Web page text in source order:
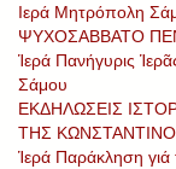
Ιερά Μητρόπολη
ΨΥΧΟΣΑΒΒΑΤΟ
Ἱερά Πανήγυρις
Σάμου
ΕΚΔΗΛΩΣΕΙΣ
ΤΗΣ
Ἱερά Παράκληση